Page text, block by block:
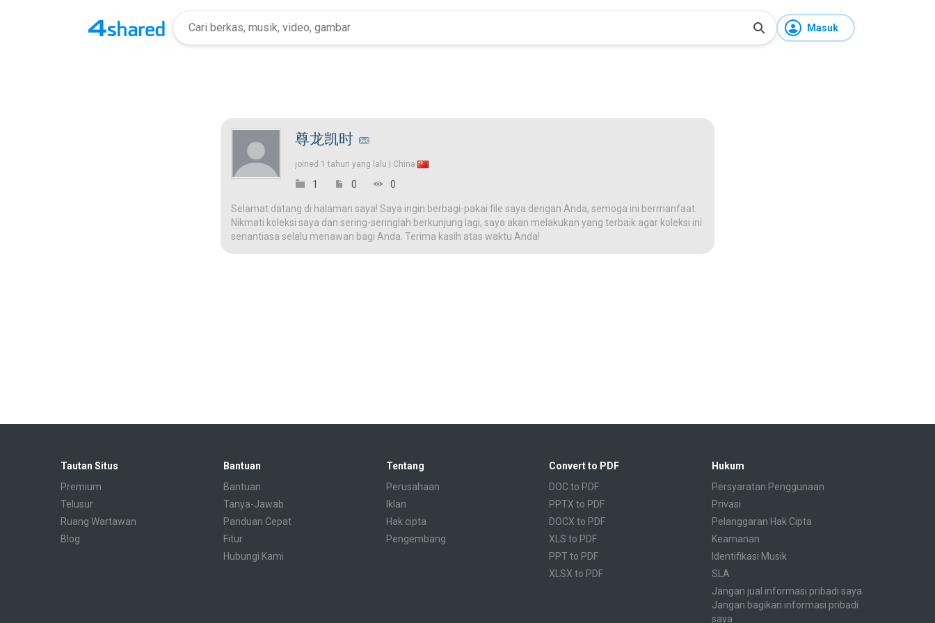
Masuk
尊龙凯时
joined 1 tahun yang lalu | China
1 0 0
Selamat datang di halaman saya! Saya ingin berbagi-pakai file saya dengan Anda, semoga ini bermanfaat.
Nikmati koleksi saya dan sering-seringlah berkunjung lagi, saya akan melakukan yang terbaik agar koleksi ini
senantiasa selalu menawan bagi Anda. Terima kasih atas waktu Anda!
Tautan Situs
Premium
Telusur
Ruang Wartawan
Blog
Bantuan
Bantuan
Tanya-Jawab
Panduan Cepat
Fitur
Hubungi Kami
Tentang
Perusahaan
Iklan
Hak cipta
Pengembang
Convert to PDF
DOC to PDF
PPTX to PDF
DOCX to PDF
XLS to PDF
PPT to PDF
XLSX to PDF
Hukum
Persyaratan Penggunaan
Privasi
Pelanggaran Hak Cipta
Keamanan
Identifikasi Musik
SLA
Jangan jual informasi pribadi saya
Jangan bagikan informasi pribadi
saya